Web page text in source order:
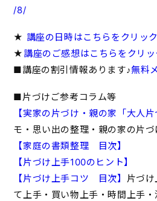
/8/
★ 講座の日時はこちらをクリック
★ 講座のご感想はこちらをクリッ
■講座の割引情報あります♪無料
■片づけご参考コラム等
【実家の片づけ・親の家「大人片
モ・思い出の整理・親の家の片
【家庭の書類整理 目次】
【片づけ上手100のヒント】
【片づけ上手コツ 目次】 片づ
て上手・買い物上手・時間上手